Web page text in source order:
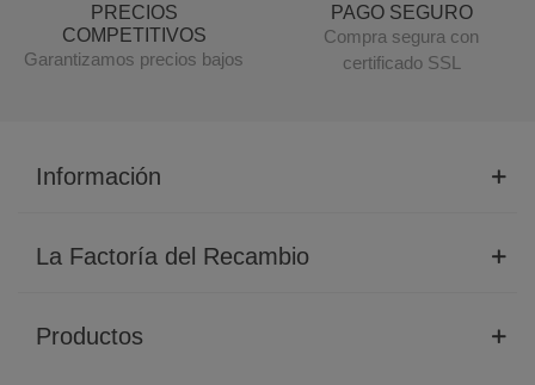
PRECIOS
COMPETITIVOS
Garantizamos precios bajos
PAGO SEGURO
Compra segura con
certificado SSL
Información
La Factoría del Recambio
Productos